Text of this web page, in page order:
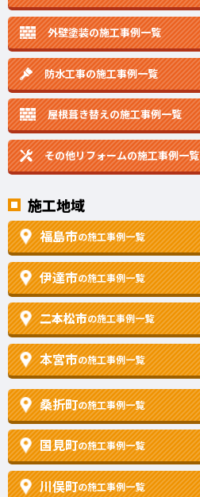
外壁塗装の施工事例一覧
防水工事の施工事例一覧
屋根葺き替えの施工事例一覧
その他リフォームの施工事例一覧
施工地域
福島市の施工事例一覧
伊達市の施工事例一覧
二本松市の施工事例一覧
本宮市の施工事例一覧
桑折町の施工事例一覧
国見町の施工事例一覧
川俣町の施工事例一覧